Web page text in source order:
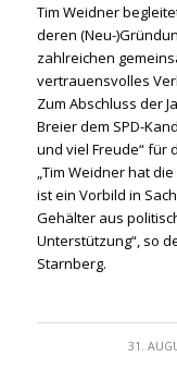
Tim Weidner
deren (Neu-
zahlreichen
vertrauensvolles
Zum Abschluss der
Breier dem SPD-
und viel Freude“ für
„Tim Weidner hat
ist ein Vorbild in
Gehälter aus
Unterstützung“, so
Starnberg.
31. /